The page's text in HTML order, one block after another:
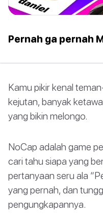
Pernah ga pernah
Kamu pikir kenal
kejutan, banyak
yang bikin melongo.
NoCap adalah game
cari tahu siapa yang
pertanyaan seru ala
yang pernah, dan
pengungkapannya.